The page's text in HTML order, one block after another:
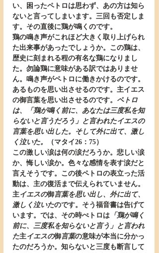
い、困ったペトロは思わず、あの方は知ら
ないと言ってしまいます。三回も否定しま
す。その直後に鶏が鳴くのです。
鶏の鳴き声がこれほど大きく取り上げられ
た出来事があったでしょうか。この鶏は、
歴史に刻まれる程の有名な鶏になりまし
た。勿論鶏に意味がある訳ではありませ
ん。鳴き声がペトロに働きかけるのです。
あるものを思い出させるのです。主イエス
の御言葉を思い出させるのです。 ペトロ
は、「鶏が鳴く前に、あなたは三度私を知
らないと言うだろう」と言われたイエスの
言葉を思い出した。そして外に出て、激し
く泣いた。
（マタイ26：75）
この激しい涙は何の涙だろうか。悲しい涙
か、悔しい涙か。色々な感情を表す涙だと
言えそうです。この後ペトロの表立った活
動は、主の復活まで伝えられていません。
主イエスの御言葉を思い出し、外に出て、
激しく泣いたのです。そう福音書は告げて
います。では、その時ぺトロは 「鶏が鳴く
前に、三度私を知らないと言う」と言われ
た主イエスの御言葉の意味が本当に分かっ
たのだろうか。知らないと三度も断言して